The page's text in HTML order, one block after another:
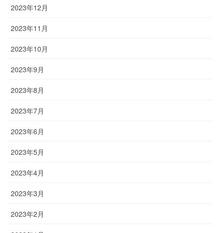
2023年12月
2023年11月
2023年10月
2023年9月
2023年8月
2023年7月
2023年6月
2023年5月
2023年4月
2023年3月
2023年2月